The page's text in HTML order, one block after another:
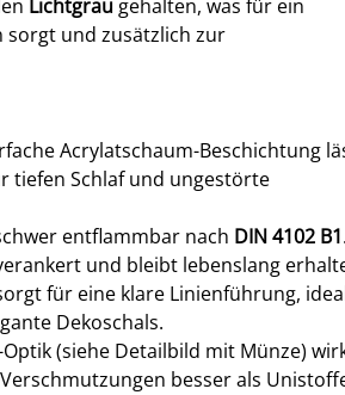
Lichtgrau gehalten, was für ein
sorgt und zusätzlich zur
Acrylatschaum-Beschichtung
tiefen Schlaf und ungestörte
entflammbar nach DIN 4102 B1
und bleibt lebenslang
für eine klare Linienführung,
Dekoschals.
(siehe Detailbild mit Münze)
besser als